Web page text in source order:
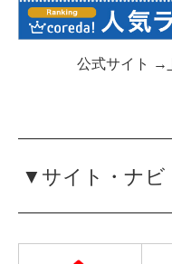
公式サイト →
▼サイト・ナビ